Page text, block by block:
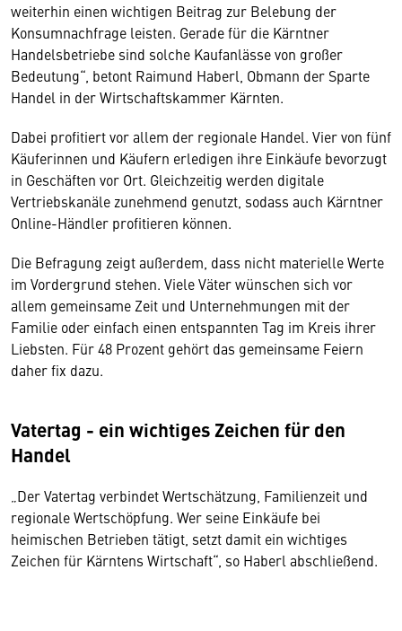
weiterhin einen wichtigen Beitrag zur Belebung der
Konsumnachfrage leisten. Gerade für die Kärntner
Handelsbetriebe sind solche Kaufanlässe von großer
Bedeutung“, betont Raimund Haberl, Obmann der Sparte
Handel in der Wirtschaftskammer Kärnten.
Dabei profitiert vor allem der regionale Handel. Vier von fünf
Käuferinnen und Käufern erledigen ihre Einkäufe bevorzugt
in Geschäften vor Ort. Gleichzeitig werden digitale
Vertriebskanäle zunehmend genutzt, sodass auch Kärntner
Online-Händler profitieren können.
Die Befragung zeigt außerdem, dass nicht materielle Werte
im Vordergrund stehen. Viele Väter wünschen sich vor
allem gemeinsame Zeit und Unternehmungen mit der
Familie oder einfach einen entspannten Tag im Kreis ihrer
Liebsten. Für 48 Prozent gehört das gemeinsame Feiern
daher fix dazu.
Vatertag - ein wichtiges Zeichen für den
Handel
„Der Vatertag verbindet Wertschätzung, Familienzeit und
regionale Wertschöpfung. Wer seine Einkäufe bei
heimischen Betrieben tätigt, setzt damit ein wichtiges
Zeichen für Kärntens Wirtschaft“, so Haberl abschließend.